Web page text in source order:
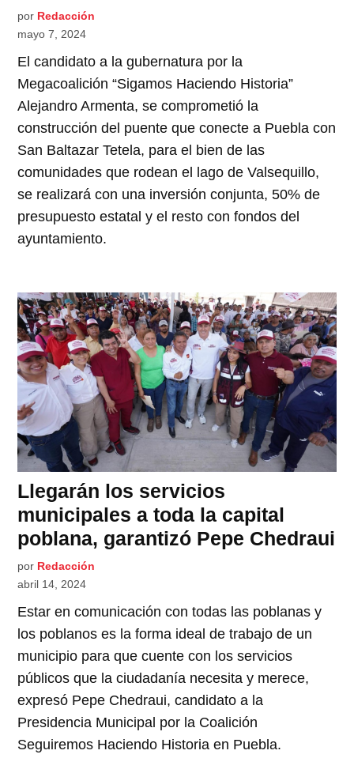
por Redacción
mayo 7, 2024
El candidato a la gubernatura por la
Megacoalición “Sigamos Haciendo Historia”
Alejandro Armenta, se comprometió la
construcción del puente que conecte a Puebla con
San Baltazar Tetela, para el bien de las
comunidades que rodean el lago de Valsequillo,
se realizará con una inversión conjunta, 50% de
presupuesto estatal y el resto con fondos del
ayuntamiento.
Llegarán los servicios
municipales a toda la capital
poblana, garantizó Pepe Chedraui
por Redacción
abril 14, 2024
Estar en comunicación con todas las poblanas y
los poblanos es la forma ideal de trabajo de un
municipio para que cuente con los servicios
públicos que la ciudadanía necesita y merece,
expresó Pepe Chedraui, candidato a la
Presidencia Municipal por la Coalición
Seguiremos Haciendo Historia en Puebla.